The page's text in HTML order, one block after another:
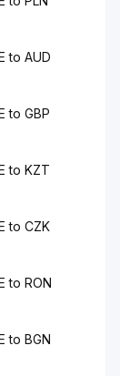
to AUD
to GBP
to KZT
to CZK
to RON
to BGN